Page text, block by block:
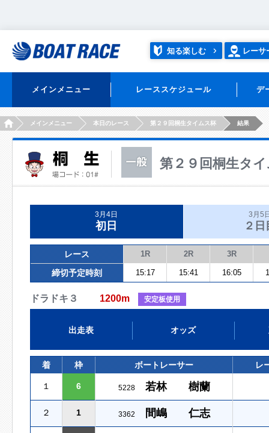
知る楽しむ レーサ
メインメニュー レーススケジュール デ
HOMEメインメニュー 本日のレース 第２９回桐生タイムス杯 結果
第２９回桐生タ
3月4日
初日
3月5
２日
レース 1R 2R 3R
締切予定時刻 15:17 15:41 16:05
ドラドキ３ 1200m 安定板使用
出走表 オッズ
着 枠 ボートレーサー レ
１ 6 5228 若林 樹蘭
２ 1 3362 間嶋 仁志